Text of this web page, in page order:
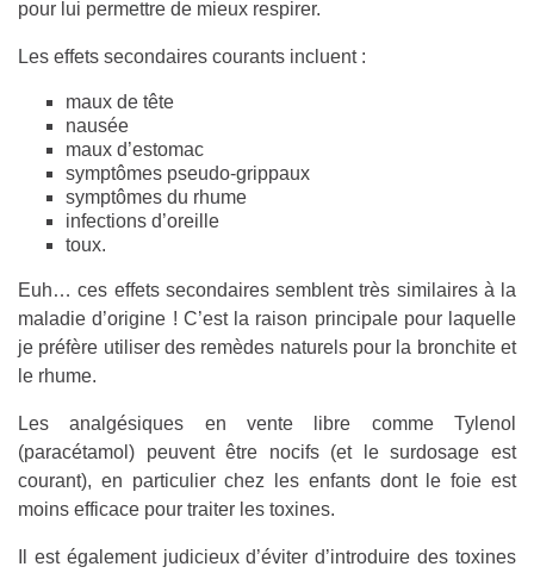
pour lui permettre de mieux respirer.
Les effets secondaires courants incluent :
maux de tête
nausée
maux d’estomac
symptômes pseudo-grippaux
symptômes du rhume
infections d’oreille
toux.
Euh… ces effets secondaires semblent très similaires à la
maladie d’origine ! C’est la raison principale pour laquelle
je préfère utiliser des remèdes naturels pour la bronchite et
le rhume.
Les analgésiques en vente libre comme Tylenol
(paracétamol) peuvent être nocifs (et le surdosage est
courant), en particulier chez les enfants dont le foie est
moins efficace pour traiter les toxines.
Il est également judicieux d’éviter d’introduire des toxines